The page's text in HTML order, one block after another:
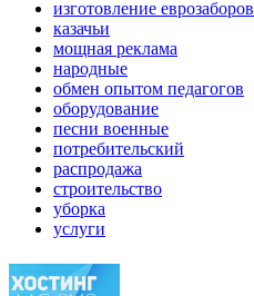
изготовление еврозаборов
казачьи
мощная реклама
народные
обмен опытом педагогов
оборудование
песни военные
потребительский
распродажа
строительство
уборка
услуги